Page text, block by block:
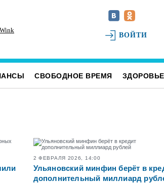
В селе Берёзовка на Волге утонул мужчина
ВОЙТИ
СВОБОДНОЕ ВРЕМЯ ЗДОРОВЬЕ
2 ФЕВРАЛЯ 2026, 14:00
Ульяновский минфин берёт в
дополнительный миллиард